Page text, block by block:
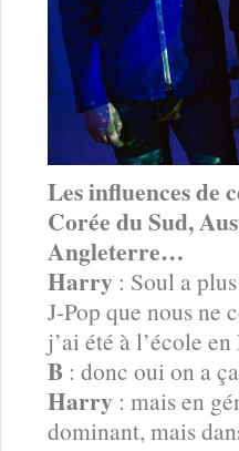
Les influences de
Corée du Sud,
Angleterre…
Harry : Soul a
J-Pop que nous ne
j’ai été à l’école
B : donc oui on a
Harry : mais en
dominant, mais